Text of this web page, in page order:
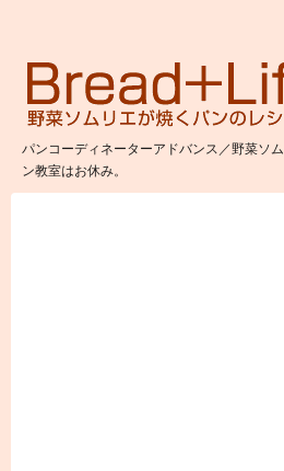
パンコーディネーターアドバンス／野菜ソ
ン教室はお休み。